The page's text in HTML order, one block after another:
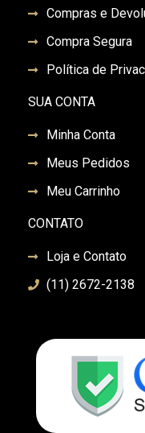
Compras e
Compra Segura
Política de
SUA CONTA
Minha Conta
Meus Pedidos
Meu Carrinho
CONTATO
Loja e Contato
(11) 2672-2138